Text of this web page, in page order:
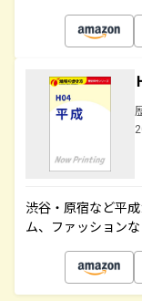
渋谷・原宿など平
ム、ファッション